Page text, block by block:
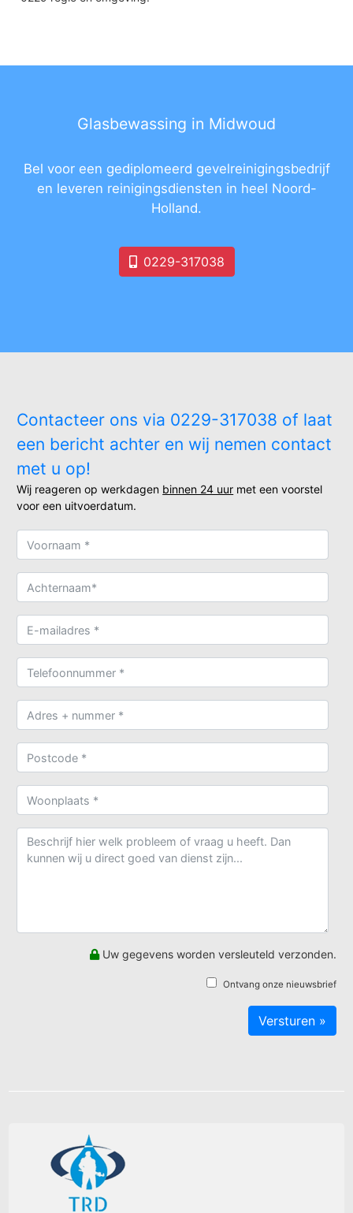
Glasbewassing in Midwoud
Bel voor een gediplomeerd gevelreinigingsbedrijf
en leveren reinigingsdiensten in heel Noord-
Holland.
0229-317038
Contacteer ons via 0229-317038 of laat
een bericht achter en wij nemen contact
met u op!
Wij reageren op werkdagen binnen 24 uur met een voorstel
voor een uitvoerdatum.
Uw gegevens worden versleuteld verzonden.
Ontvang onze nieuwsbrief